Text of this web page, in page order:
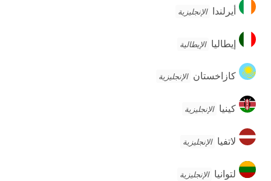
أيرلندا
أيرلندا الإنجليزية
إيطاليا
إيطاليا الإيطالية
كازاخستان
كازاخستان الإنجليزية
كينيا
كينيا الإنجليزية
لاتفيا
لاتفيا الإنجليزية
لتوانيا
لتوانيا الإنجليزية